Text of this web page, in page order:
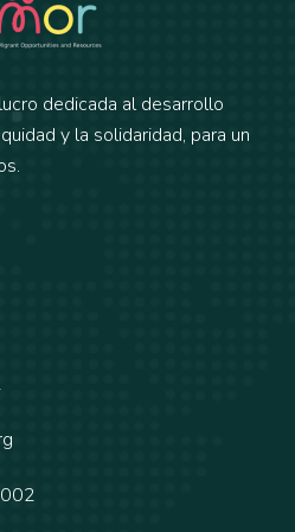
dedicada al desarrollo
y la solidaridad, para un